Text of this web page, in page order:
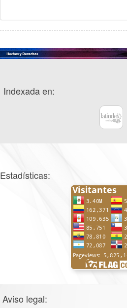
Indexada en:
Estadísticas:
Aviso legal: